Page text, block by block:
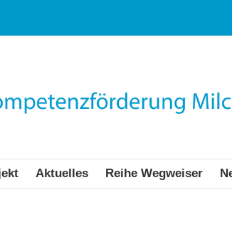
Aktuelles Reihe Wegweiser